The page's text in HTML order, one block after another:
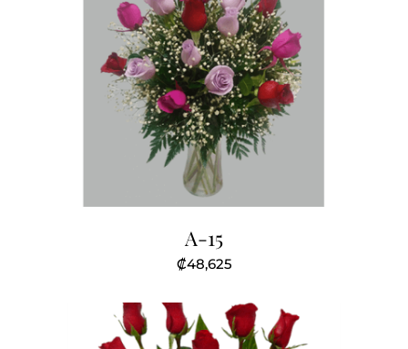
A-15
₡48,625